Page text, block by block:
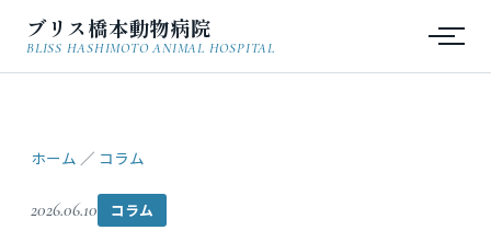
ブリス橋本動物病院
BLISS HASHIMOTO ANIMAL HOSPITAL
ホーム ／ コラム
2026.06.10 コラム